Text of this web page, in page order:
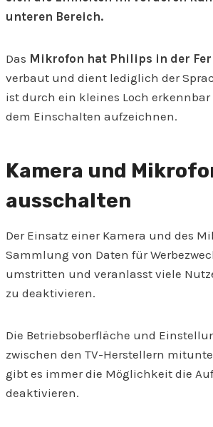
unteren Bereich.
Das Mikrofon hat Philips in der
verbaut und dient lediglich der
ist durch ein kleines Loch
dem Einschalten aufzeichnen.
Kamera und
ausschalten
Der Einsatz einer Kamera und des
Sammlung von Daten für
umstritten und veranlasst viele
zu deaktivieren.
Die Betriebsoberfläche und
zwischen den TV-Herstellern
gibt es immer die Möglichkeit die
deaktivieren.